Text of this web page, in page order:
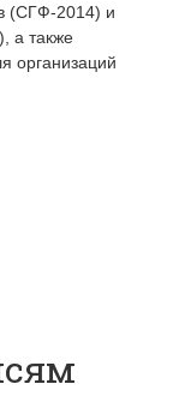
(СГФ-2014) и
а также
организаций